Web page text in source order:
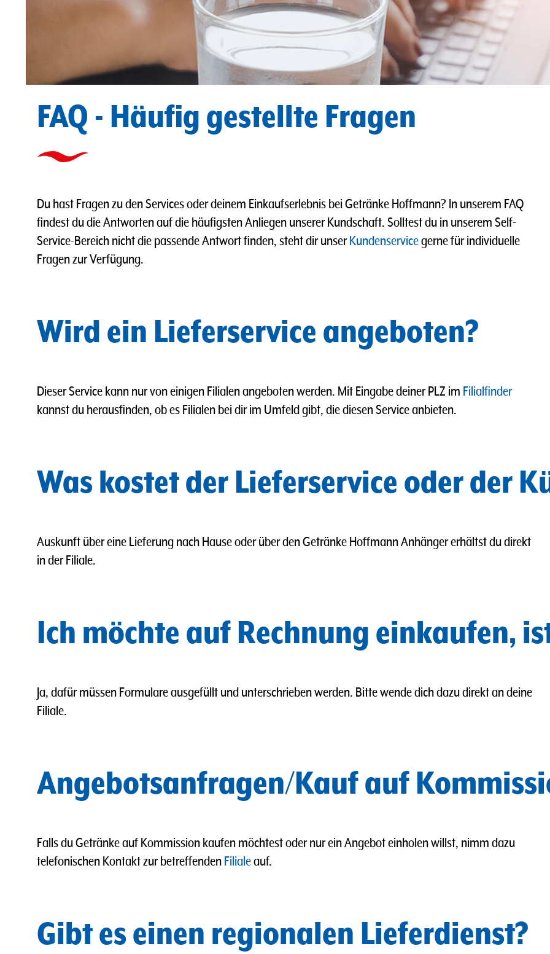
FAQ - Häufig gestellte Fragen
Du hast Fragen zu den Services oder deinem Einkaufserlebnis bei Getränke Hoffmann? In unserem FAQ
findest du die Antworten auf die häufigsten Anliegen unserer Kundschaft. Solltest du in unserem Self-
Service-Bereich nicht die passende Antwort finden, steht dir unserKundenservicegerne für individuelle
Fragen zur Verfügung.
Wird ein Lieferservice angeboten?
Dieser Service kann nur von einigen Filialen angeboten werden. Mit Eingabe deiner PLZ im Filialfinder
kannst du herausfinden, ob es Filialen bei dir im Umfeld gibt, die diesen Service anbieten.
Was kostet der Lieferservice oder der
Auskunft über eine Lieferung nach Hause oder über den Getränke Hoffmann Anhänger erhältst du direkt
in der Filiale.
Ich möchte auf Rechnung einkaufen,
Ja, dafür müssen Formulare ausgefüllt und unterschrieben werden. Bitte wende dich dazu direkt an deine
Filiale.
Angebotsanfragen/Kauf auf
Falls du Getränke auf Kommission kaufen möchtest oder nur ein Angebot einholen willst, nimm dazu
telefonischen Kontakt zur betreffenden Filialeauf.
Gibt es einen regionalen Lieferdienst?